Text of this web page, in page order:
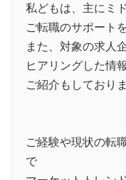
私どもは、主にミ
ご転職のサポート
また、対象の求人
ヒアリングした情
ご紹介もしておりま
ご経験や現状の転
で